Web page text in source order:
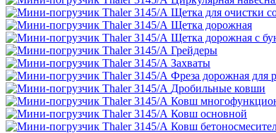
Щетка для очистки
Щетка дорожная
Щетка дорожная с
Грейдеры
Захваты
Фреза дорожная для
Дробильные ковши
Ковш
Ковш основной
Ковш